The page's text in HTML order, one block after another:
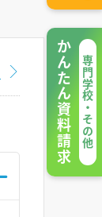
専門学校・その他
かんたん資料請求